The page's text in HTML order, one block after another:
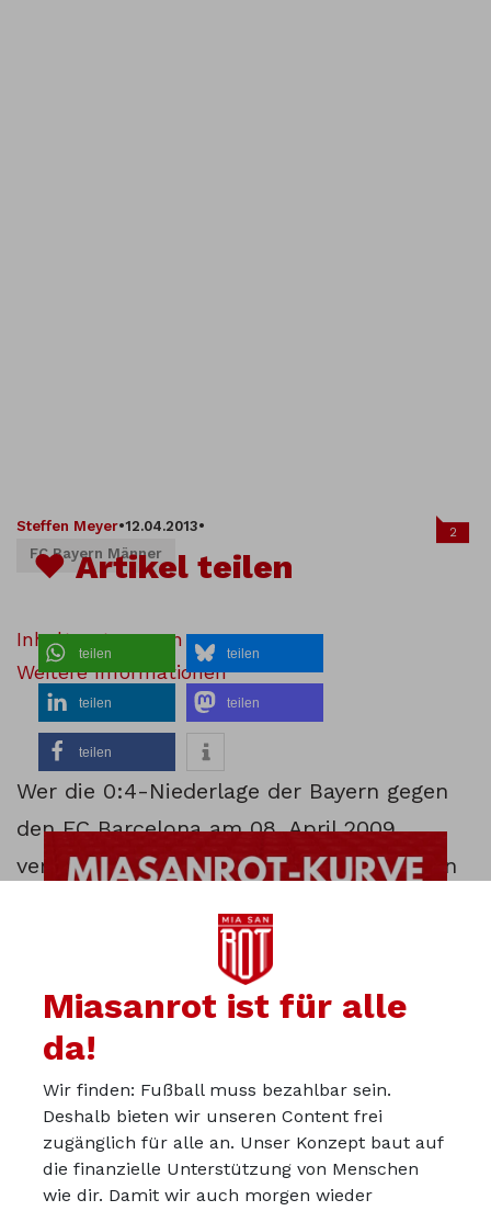
Steffen Meyer•12.04.2013•
FC Bayern Männer
2
Inhalt entsperren
Weitere Informationen
Wer die 0:4-Niederlage der Bayern gegen
den FC Barcelona am 08. April 2009
verfolgt hat, weiß wie weit der FC Bayern
europäischen Spitze entfernt war. Es war
der negative Höhepunkt der Ära Klinsmann
beim FCB. Beim Blick auf die damalige
Münchener Aufstellung und Namen wie
Christian Lell, Breno, Massimo Oddo oder
Andreas Ottl wird deutlich warum dieses
Spiel bis heute als Fanal für den
Münchener Nachholbedarf in Sachen
♥ Artikel teilen
teilen teilen
teilen teilen
teilen
Miasanrot ist für alle
da!
Wir finden: Fußball muss bezahlbar sein.
Deshalb bieten wir unseren Content frei
zugänglich für alle an. Unser Konzept baut auf
die finanzielle Unterstützung von Menschen
wie dir. Damit wir auch morgen wieder